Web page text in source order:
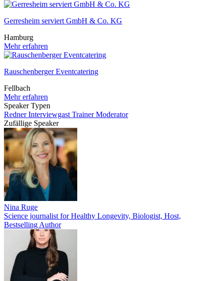
Gerresheim serviert GmbH & Co. KG
Hamburg
Mehr erfahren
Rauschenberger Eventcatering
Fellbach
Mehr erfahren
Speaker Typen
RednerInterviewgast TrainerModerator
Zufällige Speaker
Nina Ruge
Science journalist for Healthy Longevity, Biologist, Host,
Bestselling Author